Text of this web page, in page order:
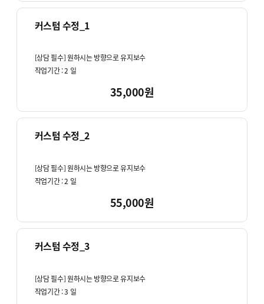
커스텀 수정_1
[상담 필수] 원하시는 방향으로 유지보수
작업기간 :2 일
35,000원
커스텀 수정_2
[상담 필수] 원하시는 방향으로 유지보수
작업기간 :2 일
55,000원
커스텀 수정_3
[상담 필수] 원하시는 방향으로 유지보수
작업기간 :3 일